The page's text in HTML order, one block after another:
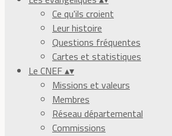
Ce qu'ils croient
Leur histoire
Questions fréquentes
Cartes et statistiques
Le CNEF▴▾
Missions et valeurs
Membres
Réseau départemental
Commissions